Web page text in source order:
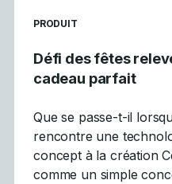
READ MORE ARTICLES ABOUT
PRODUIT
Défi des fêtes
cadeau parfait
Que se passe-t-il
rencontre une
concept à la création
comme un simple